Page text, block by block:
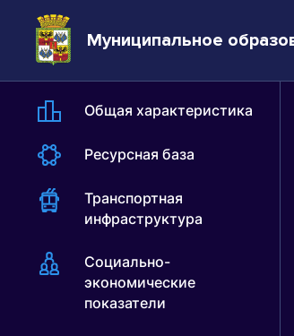
Муниципальное
Общая характеристика
Ресурсная база
Транспортная
инфраструктура
Социально-
экономические
показатели